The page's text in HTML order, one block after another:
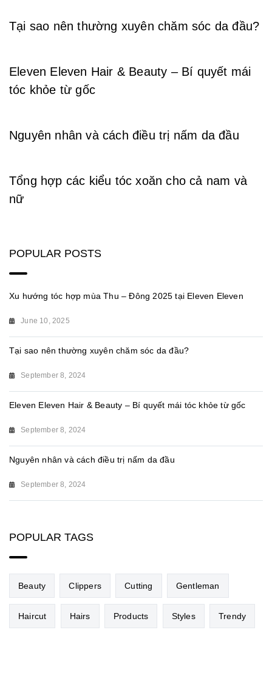
Tại sao nên thường xuyên chăm sóc da đầu?
Eleven Eleven Hair & Beauty – Bí quyết mái
tóc khỏe từ gốc
Nguyên nhân và cách điều trị nấm da đầu
Tổng hợp các kiểu tóc xoăn cho cả nam và
nữ
POPULAR POSTS
Xu hướng tóc hợp mùa Thu – Đông 2025 tại Eleven Eleven
June 10, 2025
Tại sao nên thường xuyên chăm sóc da đầu?
September 8, 2024
Eleven Eleven Hair & Beauty – Bí quyết mái tóc khỏe từ gốc
September 8, 2024
Nguyên nhân và cách điều trị nấm da đầu
September 8, 2024
POPULAR TAGS
Beauty Clippers Cutting Gentleman
Haircut Hairs Products Styles Trendy